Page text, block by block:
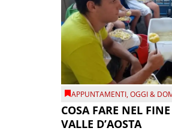
APPUNTAMENTI,OGGI &
COSA FARE NEL
VALLE D’AOSTA